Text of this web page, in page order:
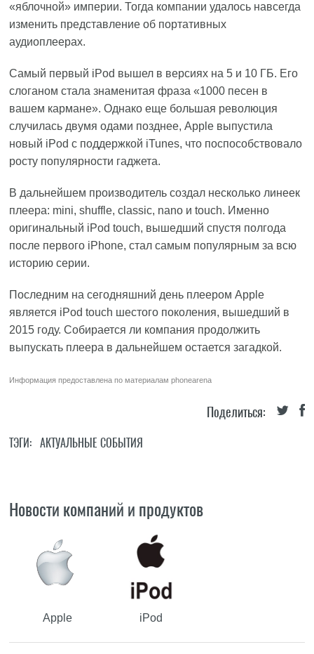
«яблочной» империи. Тогда компании удалось навсегда
изменить представление об портативных
аудиоплеерах.
Самый первый iPod вышел в версиях на 5 и 10 ГБ. Его
слоганом стала знаменитая фраза «1000 песен в
вашем кармане». Однако еще большая революция
случилась двумя одами позднее, Apple выпустила
новый iPod с поддержкой iTunes, что поспособствовало
росту популярности гаджета.
В дальнейшем производитель создал несколько линеек
плеера: mini, shuffle, classic, nano и touch. Именно
оригинальный iPod touch, вышедший спустя полгода
после первого iPhone, стал самым популярным за всю
историю серии.
Последним на сегодняшний день плеером Apple
является iPod touch шестого поколения, вышедший в
2015 году. Собирается ли компания продолжить
выпускать плеера в дальнейшем остается загадкой.
Информация предоставлена по материаламphonearena
Поделиться:
ТЭГИ: АКТУАЛЬНЫЕ СОБЫТИЯ
Новости компаний и продуктов
Apple iPod